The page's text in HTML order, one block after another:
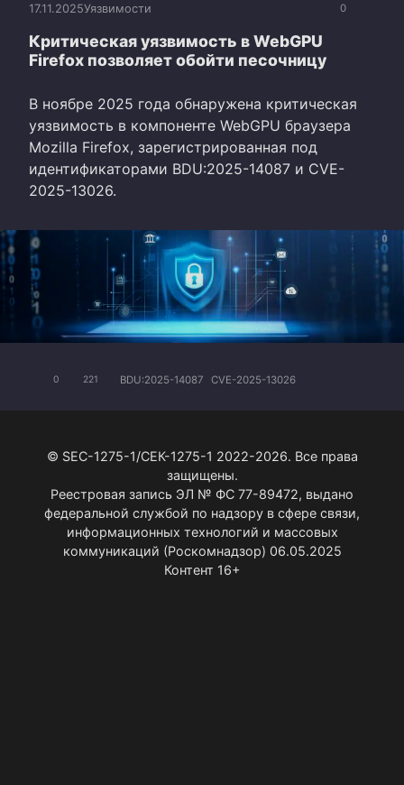
0
17.11.2025Уязвимости
Критическая уязвимость в WebGPU
Firefox позволяет обойти песочницу
В ноябре 2025 года обнаружена критическая
уязвимость в компоненте WebGPU браузера
Mozilla Firefox, зарегистрированная под
идентификаторами BDU:2025-14087 и CVE-
2025-13026.
0 221 BDU:2025-14087 CVE-2025-13026
© SEC-1275-1/СЕК-1275-1 2022-2026. Все права
защищены.
Реестровая запись ЭЛ № ФС 77-89472, выдано
федеральной службой по надзору в сфере связи,
информационных технологий и массовых
коммуникаций (Роскомнадзор) 06.05.2025
Контент 16+